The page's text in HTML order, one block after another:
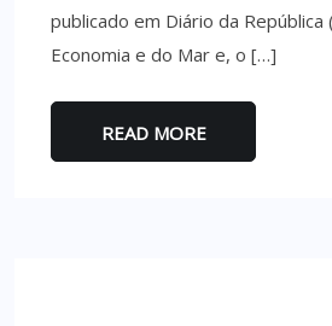
publicado em Diário da República
Economia e do Mar e, o […]
READ MORE